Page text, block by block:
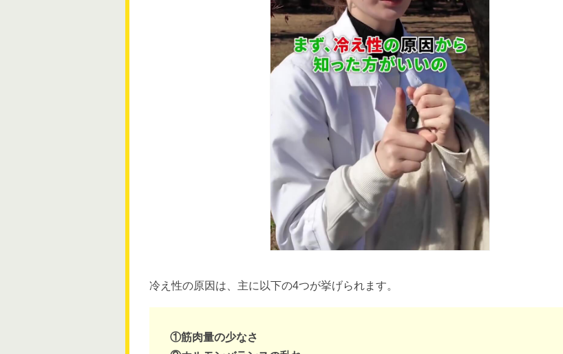
冷え性の原因は、主に以下の4つが挙げられます。
①筋肉量の少なさ